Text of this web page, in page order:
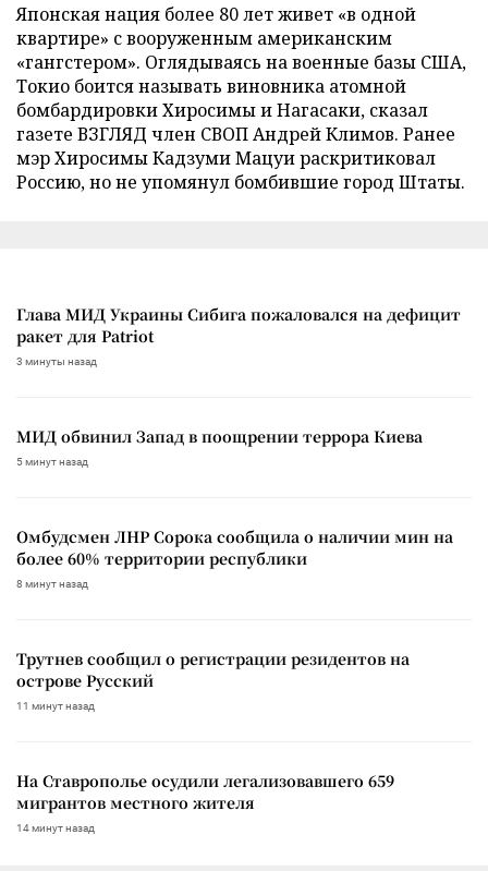
Японская нация более 80 лет живет «в одной
квартире» с вооруженным американским
«гангстером». Оглядываясь на военные базы США,
Токио боится называть виновника атомной
бомбардировки Хиросимы и Нагасаки, сказал
газете ВЗГЛЯД член СВОП Андрей Климов. Ранее
мэр Хиросимы Кадзуми Мацуи раскритиковал
Россию, но не упомянул бомбившие город Штаты.
Глава МИД Украины Сибига пожаловался на дефицит
ракет для Patriot
3 минуты назад
МИД обвинил Запад в поощрении террора Киева
5 минут назад
Омбудсмен ЛНР Сорока сообщила о наличии мин на
более 60% территории республики
8 минут назад
Трутнев сообщил о регистрации резидентов на
острове Русский
11 минут назад
На Ставрополье осудили легализовавшего 659
мигрантов местного жителя
14 минут назад